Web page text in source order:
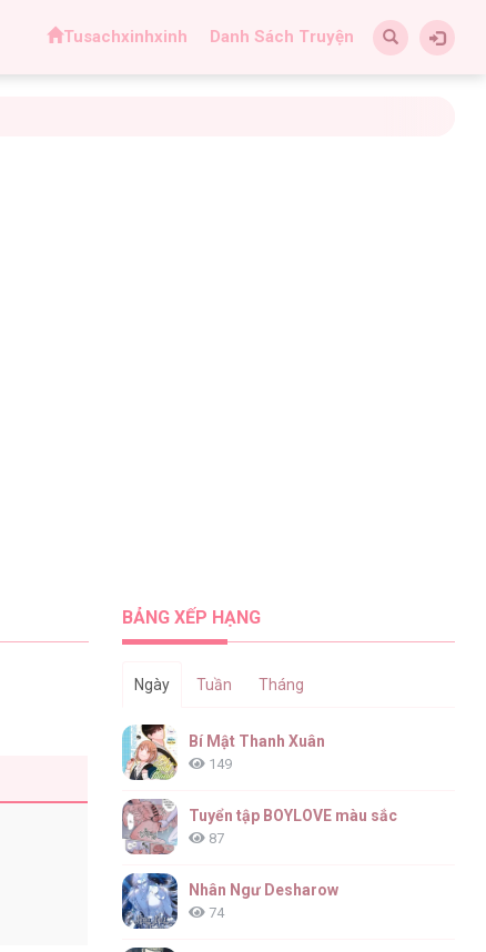
Tusachxinhxinh Danh Sách Truyện
BẢNG XẾP HẠNG
Ngày Tuần Tháng
Bí Mật Thanh Xuân
149
Tuyển tập BOYLOVE màu sắc
87
Nhân Ngư Desharow
74